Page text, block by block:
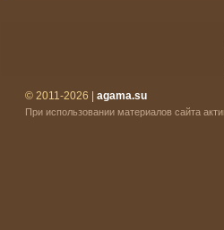
© 2011-2026 | agama.su
При использовании материалов сайта